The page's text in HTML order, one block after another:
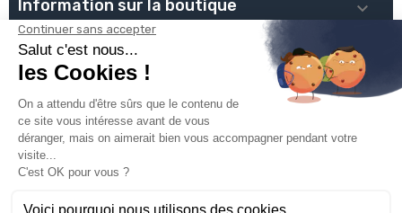
Information sur la boutique 
PLOMBSERVICE 
INFOS PRATIQUES 
VOTRE COMPTE 